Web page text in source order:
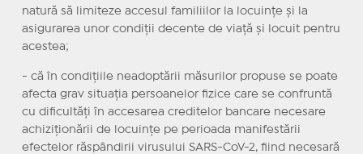
natură să limiteze accesul familiilor la locuințe și la
asigurarea unor condiții decente de viață și locuit pentru
acestea;
- că în condițiile neadoptării măsurilor propuse se poate
afecta grav situația persoanelor fizice care se confruntă
cu dificultăți în accesarea creditelor bancare necesare
achiziționării de locuințe pe perioada manifestării
efectelor răspândirii virusului SARS-CoV-2, fiind necesară